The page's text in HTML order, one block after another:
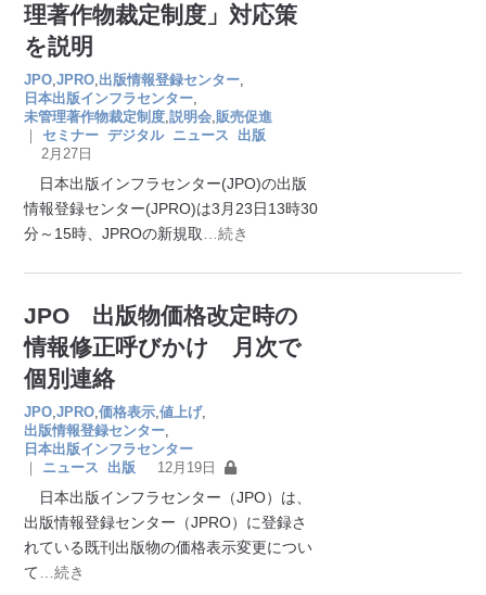
理著作物裁定制度」対応策
を説明
JPO ,JPRO 出版情報登録センター
日本出版インフラセンター
未管理著作物裁定制度 ,説明会 販売促進
｜
セミナー デジタル ニュース
出版
2月27日
日本出版インフラセンター(JPO)の出版
情報登録センター(JPRO)は3月23日13時30
分～15時、JPROの新規取
…続き
JPO 出版物価格改定時の
情報修正呼びかけ 月次で
個別連絡
JPO ,JPRO ,価格表示 ,値上げ,
出版情報登録センター
日本出版インフラセンター
｜
ニュース 出版 12月19日
日本出版インフラセンター（JPO）は、
出版情報登録センター（JPRO）に登録さ
れている既刊出版物の価格表示変更につい
て …続き